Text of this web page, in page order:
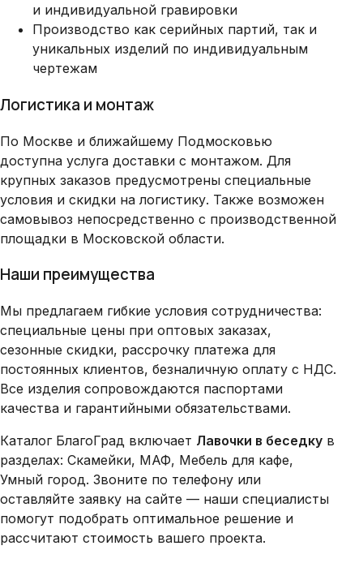
и индивидуальной гравировки
Производство как серийных партий, так и
уникальных изделий по индивидуальным
чертежам
Логистика и монтаж
По Москве и ближайшему Подмосковью
доступна услуга доставки с монтажом. Для
крупных заказов предусмотрены специальные
условия и скидки на логистику. Также возможен
самовывоз непосредственно с производственной
площадки в Московской области.
Наши преимущества
Мы предлагаем гибкие условия сотрудничества:
специальные цены при оптовых заказах,
сезонные скидки, рассрочку платежа для
постоянных клиентов, безналичную оплату с НДС.
Все изделия сопровождаются паспортами
качества и гарантийными обязательствами.
Каталог БлагоГрад включает Лавочки в беседку в
разделах: Скамейки, МАФ, Мебель для кафе,
Умный город. Звоните по телефону или
оставляйте заявку на сайте — наши специалисты
помогут подобрать оптимальное решение и
рассчитают стоимость вашего проекта.